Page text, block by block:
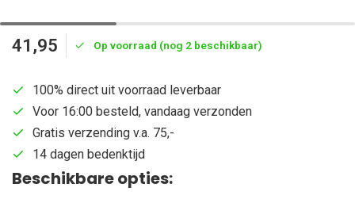
41,95 Op voorraad (nog 2 beschikbaar)
100% direct uit voorraad leverbaar
Voor 16:00 besteld, vandaag verzonden
Gratis verzending v.a. 75,-
14 dagen bedenktijd
Beschikbare opties: